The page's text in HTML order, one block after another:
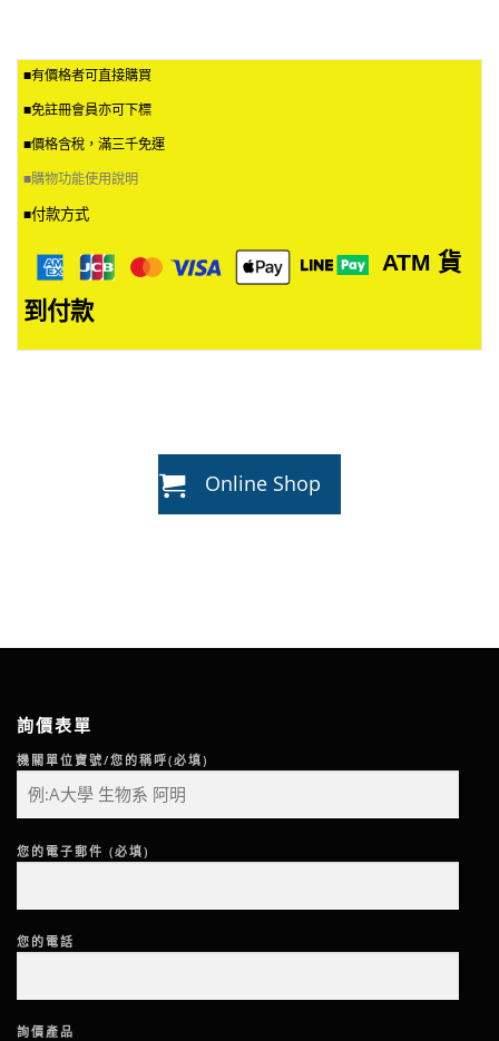
■有價格者可直接購買
■免註冊會員亦可下標
■價格含稅，滿三千免運
■購物功能使用說明
■付款方式
ATM 貨
到付款
Online Shop
詢價表單
機關單位寶號/您的稱呼(必填)
您的電子郵件 (必填)
您的電話
詢價產品